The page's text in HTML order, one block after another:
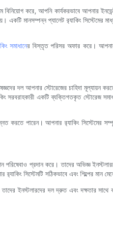
বিনিয়োগ করে, আপনি কার্যকরভাবে আপনার
একটি মানসম্পন্ন প্যালেট র‍্যাকিং সিস্টেমের
সমাধানের বিস্তৃত পরিসর অফার করে।
দল আপনার স্টোরেজের চাহিদা মূল্যায়ন
সরবরাহকারী একটি ব্যক্তিগতকৃত স্টোরেজ
করতে পারেন। আপনার র‍্যাকিং সিস্টেমের
পরিষেবাও প্রদান করে। তাদের অভিজ্ঞ
সিস্টেমটি সঠিকভাবে এবং শিল্পের মান
তাদের ইনস্টলারদের দল দ্রুত এবং দক্ষতার